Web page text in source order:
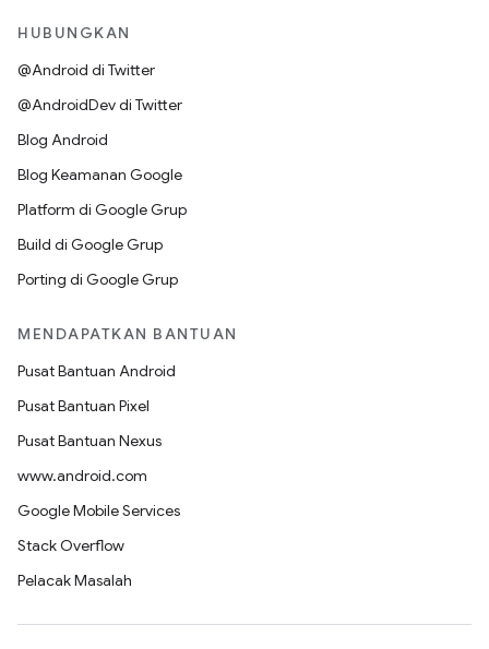
HUBUNGKAN
@Android di Twitter
@AndroidDev di Twitter
Blog Android
Blog Keamanan Google
Platform di Google Grup
Build di Google Grup
Porting di Google Grup
MENDAPATKAN BANTUAN
Pusat Bantuan Android
Pusat Bantuan Pixel
Pusat Bantuan Nexus
www.android.com
Google Mobile Services
Stack Overflow
Pelacak Masalah